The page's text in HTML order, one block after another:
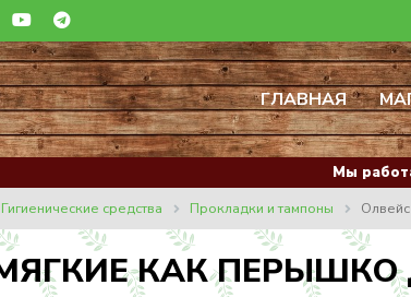
ГЛАВНАЯ
Мы
Гигиенические средства Прокладки и тампоны
КАК